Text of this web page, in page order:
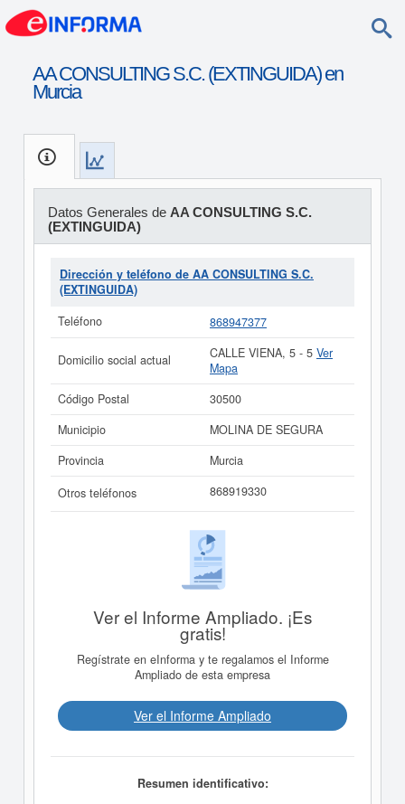
AA CONSULTING S.C. (EXTINGUIDA) en
Murcia
Datos Generales de AA CONSULTING S.C.
(EXTINGUIDA)
Dirección y teléfono de AA CONSULTING S.C.
(EXTINGUIDA)
Teléfono
868947377
Domicilio social actual CALLE VIENA, 5 - 5 Ver
Mapa
Código Postal
30500
Municipio
MOLINA DE SEGURA
Provincia
Murcia
Otros teléfonos
868919330
Ver el Informe Ampliado. ¡Es
gratis!
Regístrate en eInforma y te regalamos el Informe
Ampliado de esta empresa
Ver el Informe Ampliado
Resumen identificativo: